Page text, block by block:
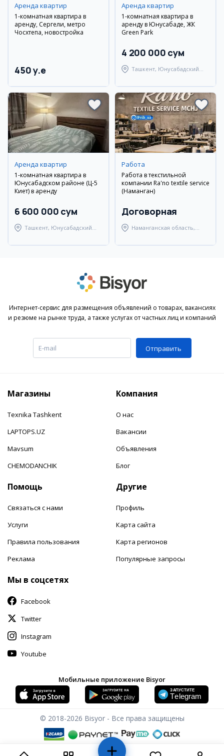
Аренда квартир
1-комнатная квартира в
аренду, Сергели, метро
Чосхтепа, новостройка
450 y.e
Аренда квартир
1-комнатная квартира в
аренду в Юнусабаде, ЖК
Green Park
4 200 000 сум
Ташкент, Юнусабадский
Аренда квартир
1-комнатная квартира в
Юнусабадском районе (Ц-5
Киет) в аренду
6 600 000 сум
Ташкент, Юнусабадский
Работа
Работа в текстильной
компании Ra'no textile service
(Наманган)
Договорная
Наманганская область,
Интернет-сервис для размещения объявлений о товарах, вакансиях
и резюме на рынке труда, а также услугах от частных лиц и компаний
Отправить
Магазины
Texnika Tashkent
LAPTOPS.UZ
Mavsum
CHEMODANCHIK
Компания
О нас
Вакансии
Объявления
Блог
Помощь
Связаться с нами
Услуги
Правила пользования
Реклама
Другие
Профиль
Карта сайта
Карта регионов
Популярные запросы
Мы в соцсетях
Facebook
Twitter
Instagram
Youtube
Мобильные приложение Bisyor
© 2018-2026 Bisyor - Все права защищены